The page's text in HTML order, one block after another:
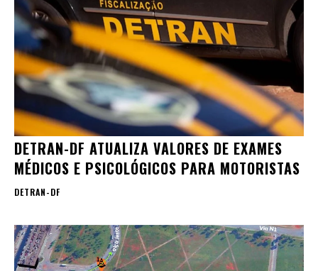
DETRAN-DF ATUALIZA VALORES DE EXAMES
MÉDICOS E PSICOLÓGICOS PARA MOTORISTAS
DETRAN-DF